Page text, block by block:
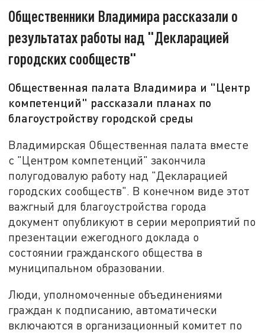
Общественники Владимира рассказали о
результатах работы над "Декларацией
городских сообществ"
Общественная палата Владимира и "Центр
компетенций" рассказали планах по
благоустройству городской среды
Владимирская Общественная палата вместе
с "Центром компетенций" закончила
полугодовалую работу над "Декларацией
городских сообществ". В конечном виде этот
важгный для благоустройства города
документ опубликуют в серии мероприятий по
презентации ежегодного доклада о
состоянии гражданского общества в
муниципальном образовании.
Люди, уполномоченные объединениями
граждан к подписанию, автоматически
включаются в организационный комитет по